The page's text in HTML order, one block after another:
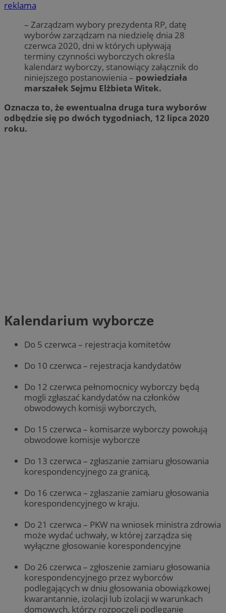
reklama
– Zarządzam wybory prezydenta RP, datę
wyborów zarządzam na niedzielę dnia 28
czerwca 2020, dni w których upływają
terminy czynności wyborczych określa
kalendarz wyborczy, stanowiący załącznik do
niniejszego postanowienia – powiedziała
marszałek Sejmu Elżbieta Witek.
Oznacza to, że ewentualna druga tura wyborów
odbędzie się po dwóch tygodniach, 12 lipca 2020
roku.
Kalendarium wyborcze
Do 5 czerwca – rejestracja komitetów
Do 10 czerwca – rejestracja kandydatów
Do 12 czerwca pełnomocnicy wyborczy będą
mogli zgłaszać kandydatów na członków
obwodowych komisji wyborczych,
Do 15 czerwca – komisarze wyborczy powołują
obwodowe komisje wyborcze
Do 13 czerwca – zgłaszanie zamiaru głosowania
korespondencyjnego za granicą,
Do 16 czerwca – zgłaszanie zamiaru głosowania
korespondencyjnego w kraju.
Do 21 czerwca – PKW na wniosek ministra zdrowia
może wydać uchwały, w której zarządza się
wyłączne głosowanie korespondencyjne
Do 26 czerwca – zgłoszenie zamiaru głosowania
korespondencyjnego przez wyborców
podlegających w dniu głosowania obowiązkowej
kwarantannie, izolacji lub izolacji w warunkach
domowych, którzy rozpoczęli podleganie